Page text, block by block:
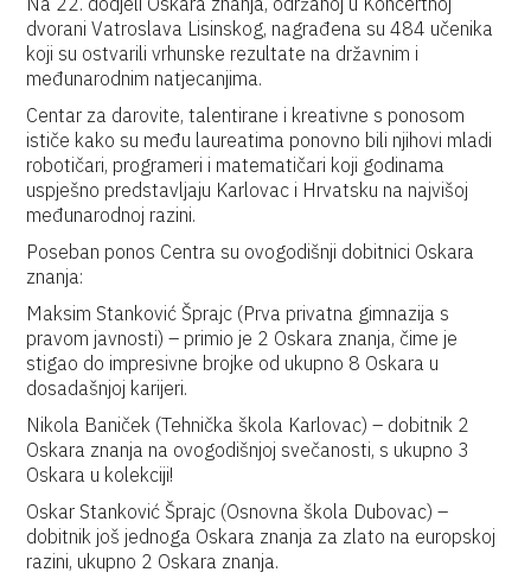
dvorani Vatroslava Lisinskog, nagrađena su 484 učenika
koji su ostvarili vrhunske rezultate na državnim i
međunarodnim natjecanjima.
Centar za darovite, talentirane i kreativne s ponosom
ističe kako su među laureatima ponovno bili njihovi mladi
robotičari, programeri i matematičari koji godinama
uspješno predstavljaju Karlovac i Hrvatsku na najvišoj
međunarodnoj razini.
Poseban ponos Centra su ovogodišnji dobitnici Oskara
znanja:
Maksim Stanković Šprajc (Prva privatna gimnazija s
pravom javnosti) – primio je 2 Oskara znanja, čime je
stigao do impresivne brojke od ukupno 8 Oskara u
dosadašnjoj karijeri.
Nikola Baniček (Tehnička škola Karlovac) – dobitnik 2
Oskara znanja na ovogodišnjoj svečanosti, s ukupno 3
Oskara u kolekciji!
Oskar Stanković Šprajc (Osnovna škola Dubovac) –
dobitnik još jednoga Oskara znanja za zlato na europskoj
razini, ukupno 2 Oskara znanja.